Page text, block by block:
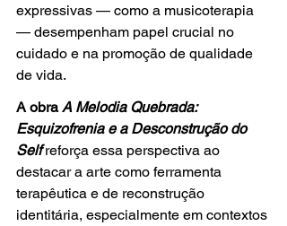
expressivas — como a musicoterapia
— desempenham papel crucial no
cuidado e na promoção de qualidade
de vida.
A obra A Melodia Quebrada:
Esquizofrenia e a Desconstrução do
Self reforça essa perspectiva ao
destacar a arte como ferramenta
terapêutica e de reconstrução
identitária, especialmente em contextos